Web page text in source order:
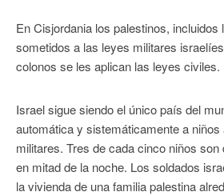
En Cisjordania los palestinos, incluidos
sometidos a las leyes militares
colonos se les aplican las leyes civiles.
Israel sigue siendo el único país del
automática y sistemáticamente a niños
militares. Tres de cada cinco niños
en mitad de la noche. Los soldados
la vivienda de una familia palestina